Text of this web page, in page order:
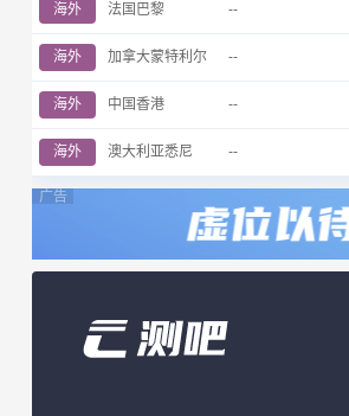
海外 法国巴黎 --
海外 加拿大蒙特利尔 --
海外 中国香港 --
海外 澳大利亚悉尼 --
广告